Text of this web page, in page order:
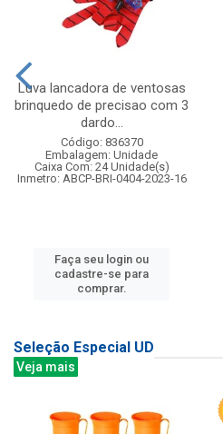
Luva lancadora de ventosas
brinquedo de precisao com 3
dardo...
Código: 836370
Embalagem: Unidade
Caixa Com: 24 Unidade(s)
Inmetro: ABCP-BRI-0404-2023-16
Faça seu login ou
cadastre-se para
comprar.
Seleção Especial UD
Veja mais